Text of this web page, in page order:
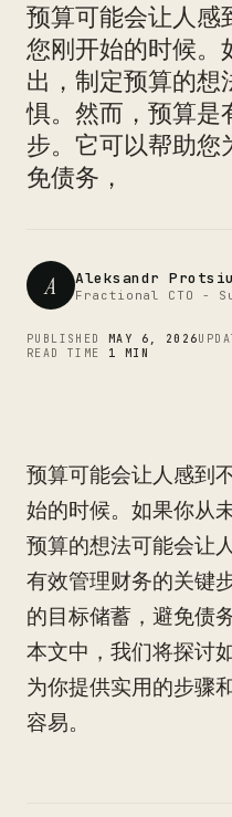
预算可能会让人感
您刚开始的时候。
出，制定预算的想
惧。然而，预算是
步。它可以帮助您
免债务，
A Aleksandr
Fractional CTO -
PUBLISHED MAY 6, 2026
READ TIME 1 MIN
预算可能会让人感到
始的时候。如果你从
预算的想法可能会让
有效管理财务的关键
的目标储蓄，避免债
本文中，我们将探讨
为你提供实用的步骤
容易。